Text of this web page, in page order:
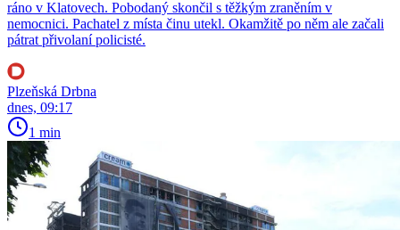
ráno v Klatovech. Pobodaný skončil s těžkým zraněním v
nemocnici. Pachatel z místa činu utekl. Okamžitě po něm ale začali
pátrat přivolaní policisté.
Plzeňská Drbna
dnes, 09:17
1 min